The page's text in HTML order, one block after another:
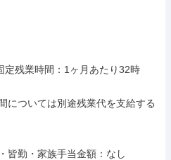
定残業時間：1ヶ月あたり32時
については別途残業代を支給する
皆勤・家族手当金額：なし